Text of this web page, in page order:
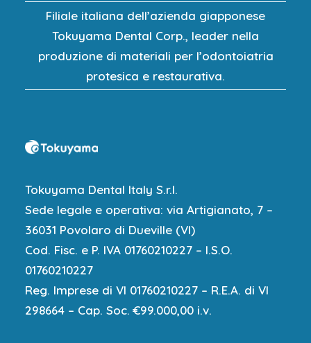
Filiale italiana dell’azienda giapponese
Tokuyama Dental Corp., leader nella
produzione di materiali per l’odontoiatria
protesica e restaurativa.
Tokuyama Dental Italy S.r.l.
Sede legale e operativa: via Artigianato, 7 –
36031 Povolaro di Dueville (VI)
Cod. Fisc. e P. IVA 01760210227 – I.S.O.
01760210227
Reg. Imprese di VI 01760210227 – R.E.A. di VI
298664 – Cap. Soc. €99.000,00 i.v.